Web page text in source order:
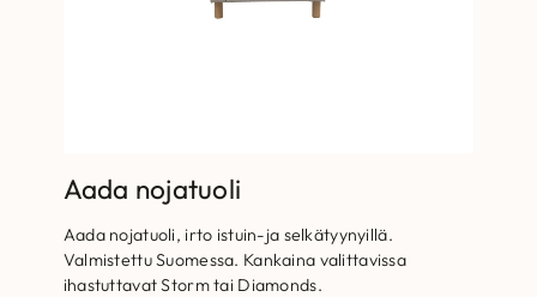
Aada nojatuoli
Aada nojatuoli, irto istuin-ja selkätyynyillä.
Valmistettu Suomessa. Kankaina valittavissa
ihastuttavat Storm tai Diamonds.